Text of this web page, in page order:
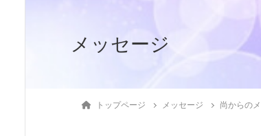
メッセージ
トップページ メッセージ 尚からの